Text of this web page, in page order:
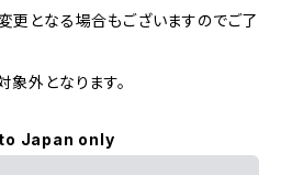
更となる場合もございますのでご了
外となります。
Japan only